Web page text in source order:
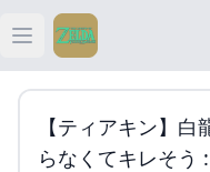
Open main menu
【ティアキン】
らなくてキレそう